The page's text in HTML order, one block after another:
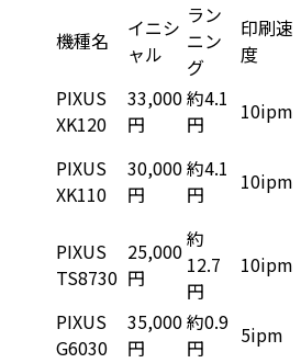
機種名
イニシ
ャル
ラン
ニン
グ
印刷速
度
PIXUS
XK120
33,000
円
約4.1
円
10ipm
PIXUS
XK110
30,000
円
約4.1
円
10ipm
PIXUS
TS8730
25,000
円
約
12.7
円
10ipm
PIXUS
G6030
35,000
円
約0.9
円
5ipm